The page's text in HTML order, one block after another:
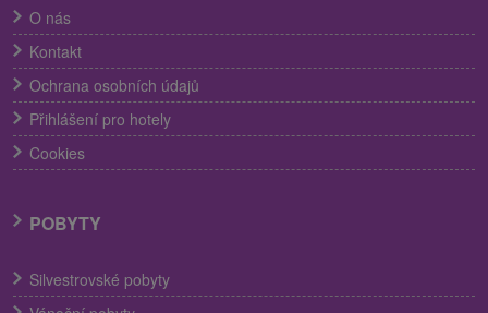
O nás
Kontakt
Ochrana osobních údajů
Přihlášení pro hotely
Cookies
POBYTY
Silvestrovské pobyty